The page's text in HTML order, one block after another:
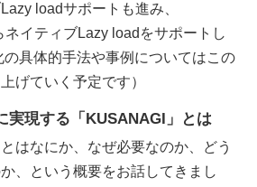
loadサポートも進み、
イティブLazy loadをサポートし
具体的手法や事例についてはこの
げていく予定です）
実現する「KUSANAGI」とは
はなにか、なぜ必要なのか、どう
、という概要をお話してきまし